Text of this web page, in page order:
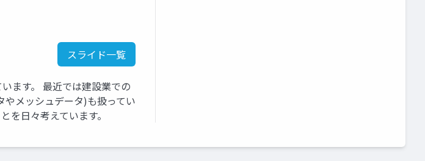
スライド一覧
ます。 最近では建設業での
やメッシュデータ)も扱ってい
を日々考えています。